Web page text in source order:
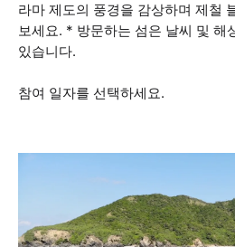
라마 제도의 풍경을 감상하며 제철
보세요. * 방문하는 섬은 날씨 및 해
있습니다.
참여 일자를 선택하세요.